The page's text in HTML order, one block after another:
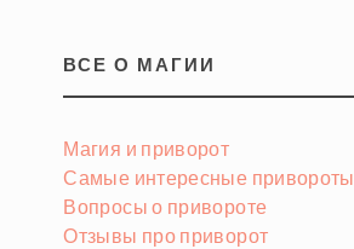
ВСЕ О МАГИИ
Магия и приворот
Самые интересные привороты
Вопросы о привороте
Отзывы про приворот